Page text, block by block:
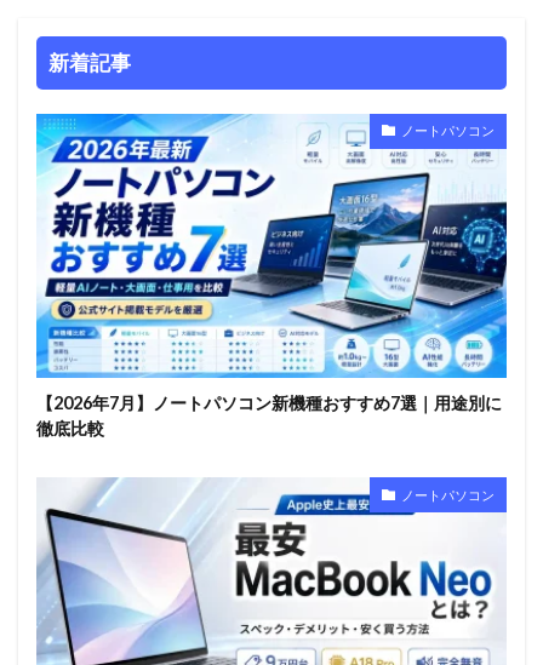
新着記事
ノートパソコン
【2026年7月】ノートパソコン新機種おすすめ7選｜用途別に
徹底比較
ノートパソコン